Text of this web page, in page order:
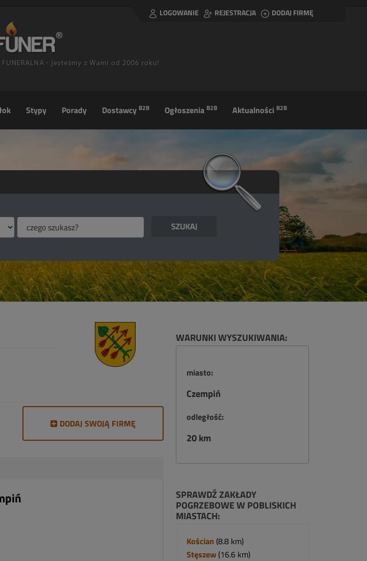
LOGOWANIE REJESTRACJA DODAJ FIRMĘ
Stypy Porady Dostawcy B2B Ogłoszenia B2B Aktualności B2B
DODAJ SWOJĄ FIRMĘ
WARUNKI WYSZUKIWANIA:
miasto:
Czempiń
odległość:
20 km
SPRAWDŹ ZAKŁADY
POGRZEBOWE W POBLISKICH
MIASTACH:
Kościan (8.8 km)
Stęszew (16.6 km)